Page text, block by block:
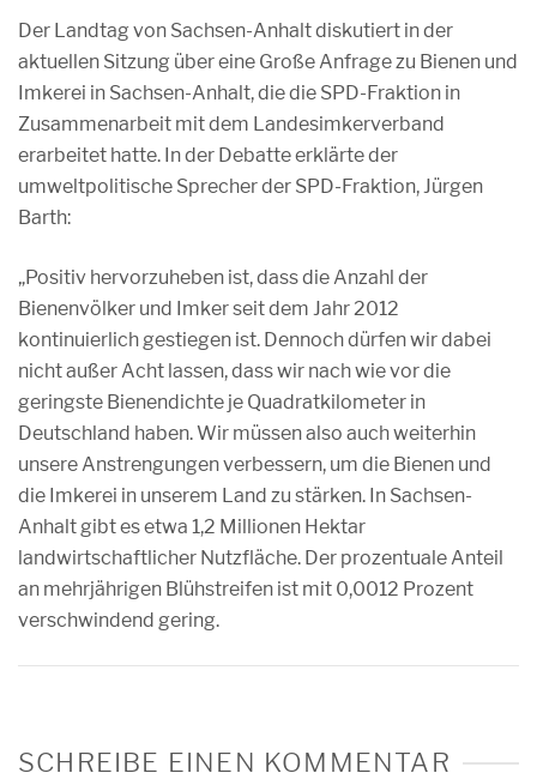
Der Landtag von Sachsen-Anhalt diskutiert in der
aktuellen Sitzung über eine Große Anfrage zu Bienen und
Imkerei in Sachsen-Anhalt, die die SPD-Fraktion in
Zusammenarbeit mit dem Landesimkerverband
erarbeitet hatte. In der Debatte erklärte der
umweltpolitische Sprecher der SPD-Fraktion, Jürgen
Barth:
„Positiv hervorzuheben ist, dass die Anzahl der
Bienenvölker und Imker seit dem Jahr 2012
kontinuierlich gestiegen ist. Dennoch dürfen wir dabei
nicht außer Acht lassen, dass wir nach wie vor die
geringste Bienendichte je Quadratkilometer in
Deutschland haben. Wir müssen also auch weiterhin
unsere Anstrengungen verbessern, um die Bienen und
die Imkerei in unserem Land zu stärken. In Sachsen-
Anhalt gibt es etwa 1,2 Millionen Hektar
landwirtschaftlicher Nutzfläche. Der prozentuale Anteil
an mehrjährigen Blühstreifen ist mit 0,0012 Prozent
verschwindend gering.
SCHREIBE EINEN KOMMENTAR